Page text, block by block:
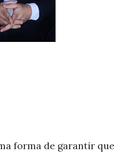
forma de garantir